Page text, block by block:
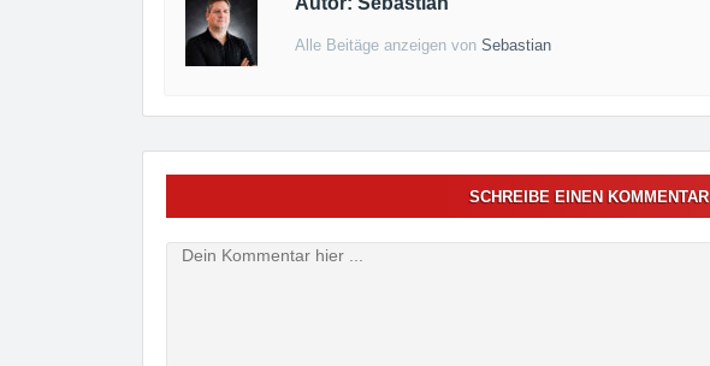
Alle Beitäge anzeigen vonSebastian
SCHREIBE EINEN KOMMENTAR